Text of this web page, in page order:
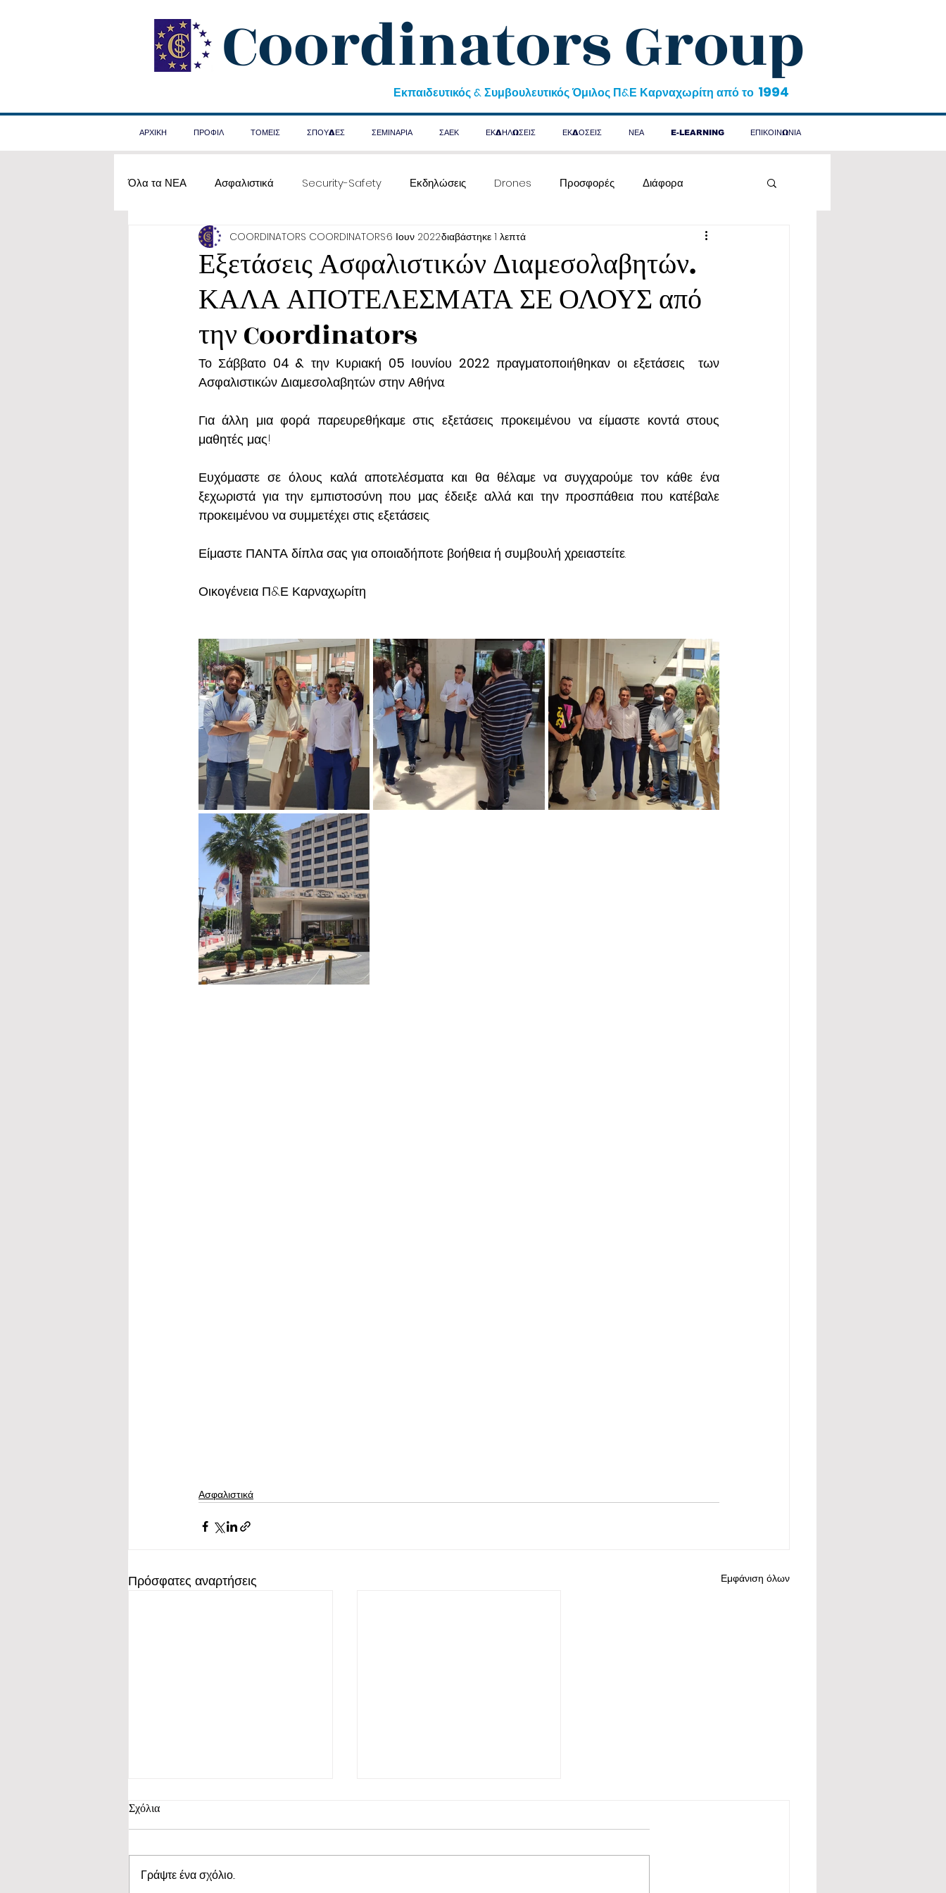
Coordinators Group
Εκπαιδευτικός & Συμβουλευτικός Όμιλος Π&Ε Καρναχωρίτη από το 1994
ΑΡΧΙΚΗ ΠΡΟΦΙΛ ΤΟΜΕΙΣ ΣΠΟΥΔΕΣ ΣΕΜΙΝΑΡΙΑ ΣΑΕΚ ΕΚΔΗΛΩΣΕΙΣ ΕΚΔΟΣΕΙΣ ΝΕΑ E-LEARNING ΕΠΙΚΟΙΝΩΝΙΑ
Όλα τα ΝΕΑ Ασφαλιστικά Security-Safety Εκδηλώσεις Drones Προσφορές Διάφορα
Α΄ Βοήθειες
Εξετάσεις Ασφαλιστικών Διαμεσολαβητών.
ΚΑΛΑ ΑΠΟΤΕΛΕΣΜΑΤΑ ΣΕ ΟΛΟΥΣ από
την Coordinators
COORDINATORS COORDINATORS6 Ιουν 2022διαβάστηκε 1 λεπτά
Το Σάββατο 04 & την Κυριακή 05 Ιουνίου 2022 πραγματοποιήθηκαν οι εξετάσεις  των
Ασφαλιστικών Διαμεσολαβητών στην Αθήνα.
Για άλλη μια φορά παρευρεθήκαμε στις εξετάσεις προκειμένου να είμαστε κοντά στους
μαθητές μας!
Ευχόμαστε σε όλους καλά αποτελέσματα και θα θέλαμε να συγχαρούμε τον κάθε ένα
ξεχωριστά για την εμπιστοσύνη που μας έδειξε αλλά και την προσπάθεια που κατέβαλε
προκειμένου να συμμετέχει στις εξετάσεις.
Είμαστε ΠΑΝΤΑ δίπλα σας για οποιαδήποτε βοήθεια ή συμβουλή χρειαστείτε.
Οικογένεια Π&Ε Καρναχωρίτη
Ασφαλιστικά
Πρόσφατες αναρτήσεις Εμφάνιση όλων
Σχόλια
Γράψτε ένα σχόλιο...